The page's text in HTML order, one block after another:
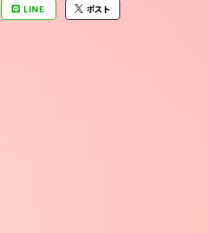
LINE ポスト